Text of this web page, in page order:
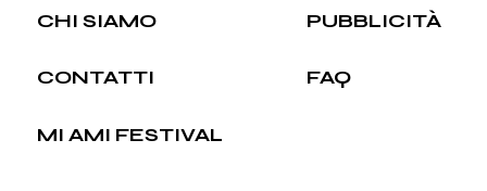
CHI SIAMO PUBBLICITÀ
CONTATTI FAQ
MI AMI FESTIVAL